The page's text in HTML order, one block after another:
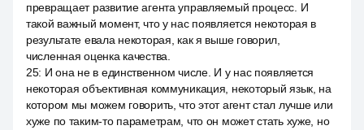
превращает развитие агента управляемый процесс. И
такой важный момент, что у нас появляется некоторая в
результате евала некоторая, как я выше говорил,
численная оценка качества.
25: И она не в единственном числе. И у нас появляется
некоторая объективная коммуникация, некоторый язык, на
котором мы можем говорить, что этот агент стал лучше или
хуже по таким-то параметрам, что он может стать хуже, но